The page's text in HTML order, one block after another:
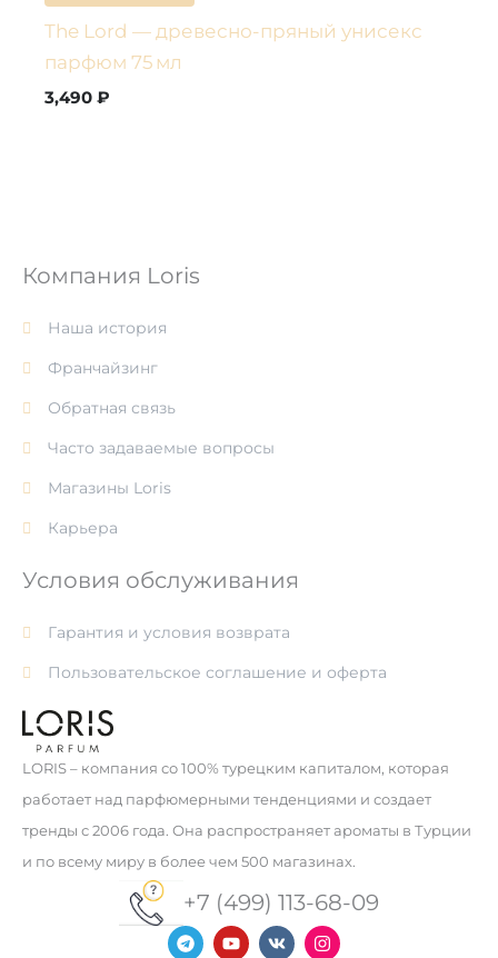
The Lord — древесно-пряный унисекс
парфюм 75 мл
3,490₽
Компания Loris
Наша история
Франчайзинг
Обратная связь
Часто задаваемые вопросы
Магазины Loris
Карьера
Условия обслуживания
Гарантия и условия возврата
Пользовательское соглашение и оферта
LORIS – компания со 100% турецким капиталом, которая
работает над парфюмерными тенденциями и создает
тренды с 2006 года. Она распространяет ароматы в Турции
и по всему миру в более чем 500 магазинах.
+7 (499) 113-68-09
T
e
Y
o
V
k
I
n